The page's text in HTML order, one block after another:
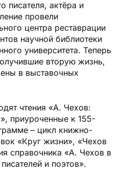
писателя, актёра и
провели
центра реставрации
научной библиотеки
университета. Теперь
вторую жизнь,
в выставочных
чтения «А. Чехов:
приуроченные к 155-
– цикл книжно-
«Круг жизни», «Чехов
справочника «А. Чехов в
и поэтов».